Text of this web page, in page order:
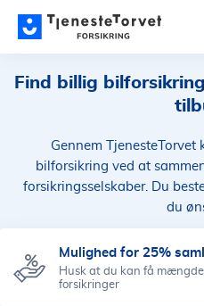
Find billig
Gennem
bilforsikring ved at
forsikringsselskaber. Du
du
Mulighed for 25%
Husk at du kan få
forsikringer